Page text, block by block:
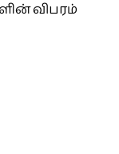
விபரம்